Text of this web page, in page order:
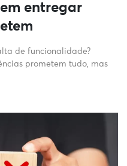
entregar
de funcionalidade?
prometem tudo, mas